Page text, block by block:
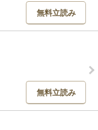
無料立読み
無料立読み